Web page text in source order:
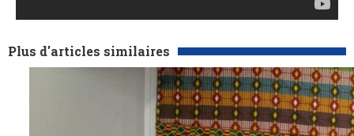
Plus d'articles similaires